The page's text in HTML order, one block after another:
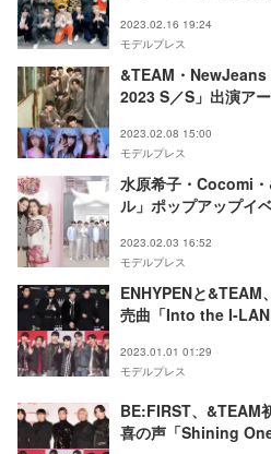
2023.02.16 19:24
モデルプレス
&TEAM・NewJeans
2023 S／S」出演ア
2023.02.08 15:00
モデルプレス
水原希子・Cocomi
ル」ポップアップイ
2023.02.03 16:52
モデルプレス
ENHYPENと&TEAM
売曲「Into the I-
2022→2023＞
2023.01.01 01:29
モデルプレス
BE:FIRST、&TEAM
喜の声「Shining